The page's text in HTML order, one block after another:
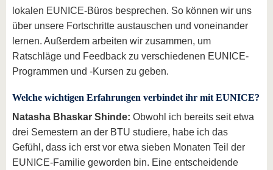
lokalen EUNICE-Büros besprechen. So können wir uns
über unsere Fortschritte austauschen und voneinander
lernen. Außerdem arbeiten wir zusammen, um
Ratschläge und Feedback zu verschiedenen EUNICE-
Programmen und -Kursen zu geben.
Welche wichtigen Erfahrungen verbindet ihr mit EUNICE?
Natasha Bhaskar Shinde: Obwohl ich bereits seit etwa
drei Semestern an der BTU studiere, habe ich das
Gefühl, dass ich erst vor etwa sieben Monaten Teil der
EUNICE-Familie geworden bin. Eine entscheidende